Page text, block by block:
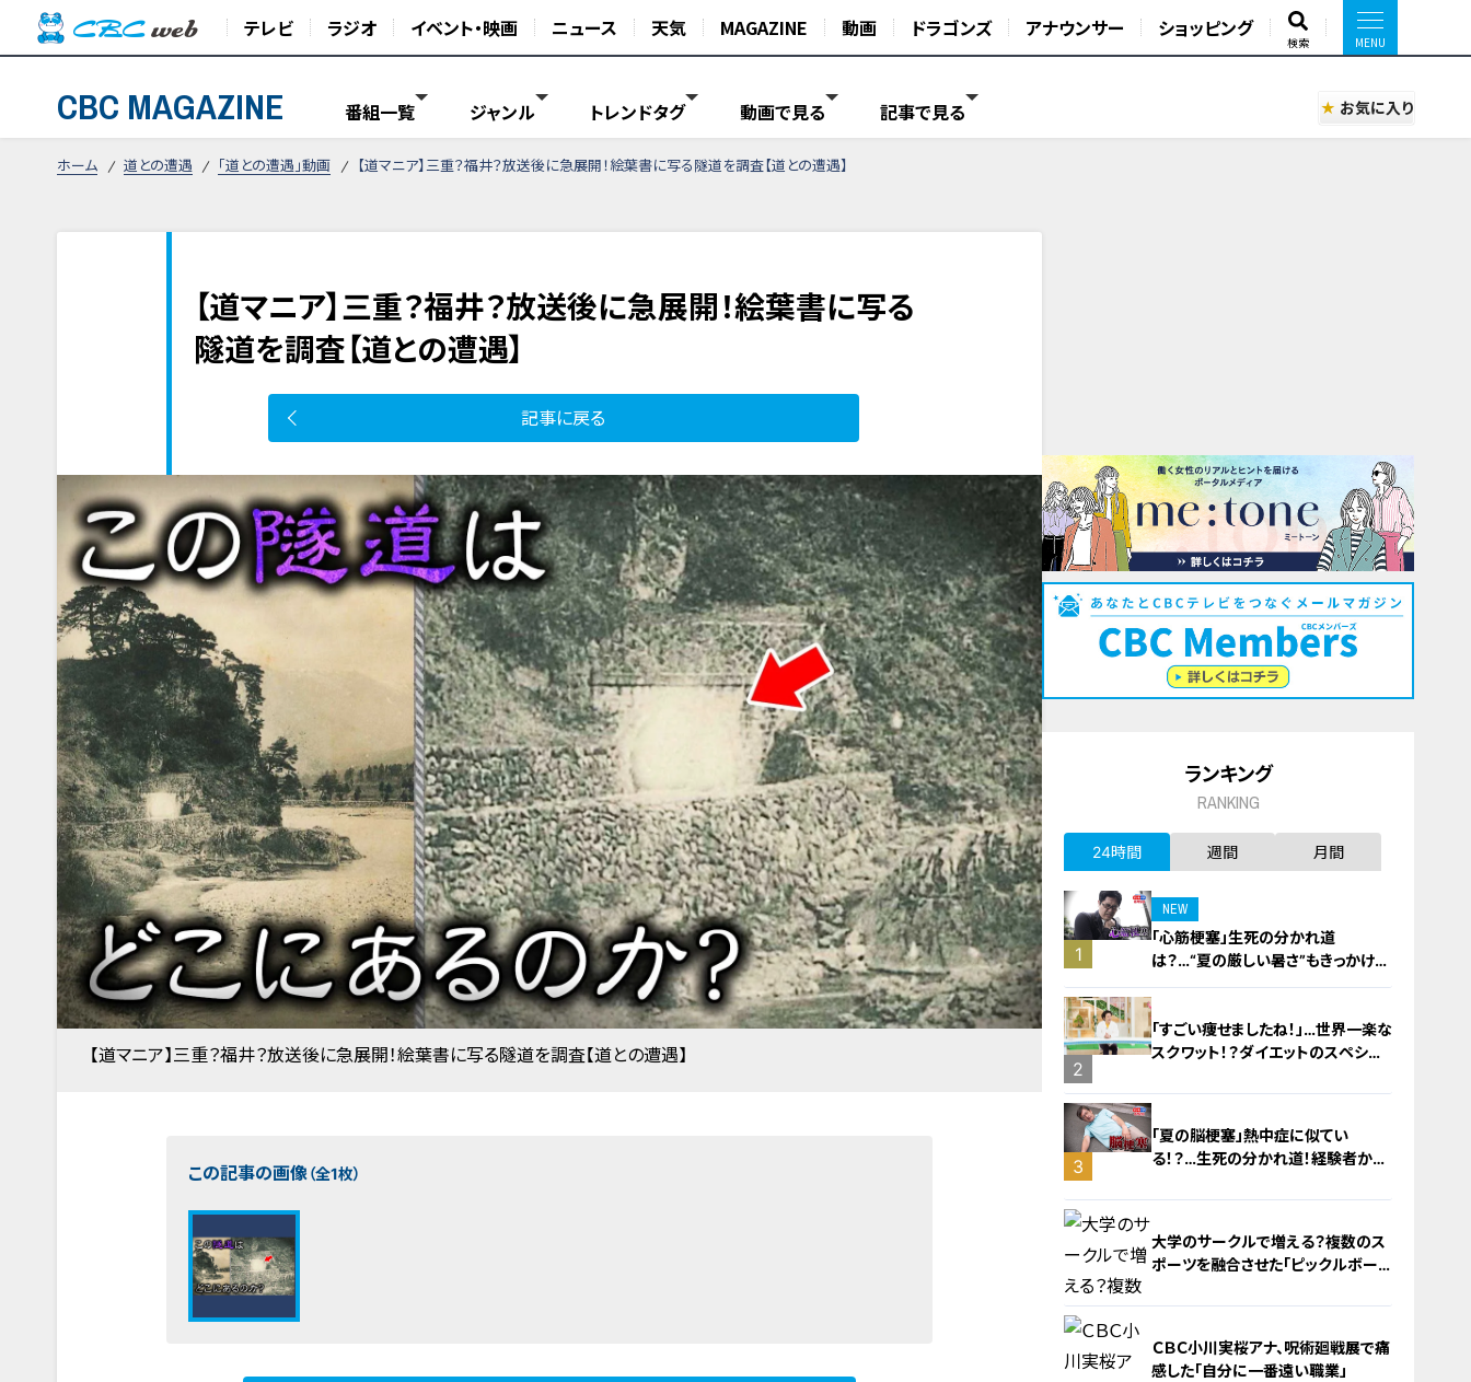
テレビ ラジオ イベント・映画 ニュース 天気 MAGAZINE 動画 ドラゴンズ アナウンサー ショッピング
検索
CBC MAGAZINE 番組一覧 ジャンル トレンドタグ 動画で見る 記事で見る お気に入り
ホーム 道との遭遇 「道との遭遇」動画 【道マニア】三重？福井？放送後に急展開！絵葉書に写る隧道を調査【道との遭遇】
【道マニア】三重？福井？放送後に急展開！絵葉書に写る
隧道を調査【道との遭遇】
記事に戻る
【道マニア】三重？福井？放送後に急展開！絵葉書に写る隧道を調査【道との遭遇】
この記事の画像（全1枚）
ランキング
RANKING
24時間 週間 月間
1
NEW
「心筋梗塞」生死の分かれ道
は？…“夏の厳しい暑さ”もきっかけ
に！発症前のキケンなサインと対処
2
「すごい痩せましたね！」…世界一楽な
スクワット！？ダイエットのスペシャ
3
「夏の脳梗塞」熱中症に似てい
る！？…生死の分かれ道！経験者から
大学のサークルで増える？複数のス
ポーツを融合させた「ピックルボー
ＣＢＣ小川実桜アナ、呪術廻戦展で痛
感した「自分に一番遠い職業」